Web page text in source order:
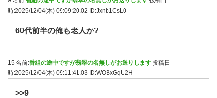
時:2025/12/04(木) 09:09:20.02
ID:Jxnb1CsL0
60代前半の俺も老人か?
15 名前:番組の途中ですが翡翠の名無しがお送りします 投稿日
時:2025/12/04(木) 09:11:41.03
ID:WOBxGqU2H
>>9